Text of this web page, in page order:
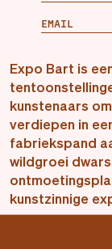
EMAIL
Expo Bart is
kunstenaars
verdiepen in
fabriekspand
wildgroei
kunstzinnige